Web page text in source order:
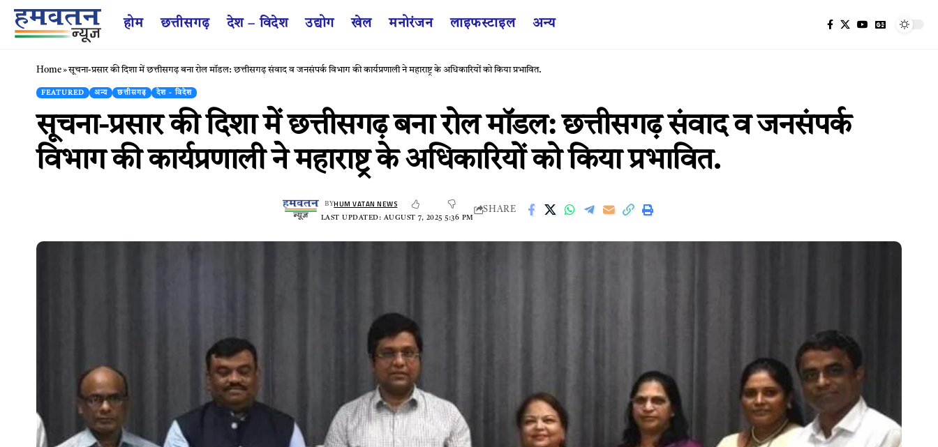
होम छत्तीसगढ़ देश – विदेश उद्योग खेल मनोरंजन लाइफस्टाइल अन्य
Home»सूचना-प्रसार की दिशा में छत्तीसगढ़ बना रोल मॉडल: छत्तीसगढ़ संवाद व जनसंपर्क विभाग की कार्यप्रणाली ने महाराष्ट्र के अधिकारियों को किया प्रभावित.
FEATURED अन्य छत्तीसगढ़ देश - विदेश
सूचना-प्रसार की दिशा में छत्तीसगढ़ बना रोल मॉडल: छत्तीसगढ़ संवाद व जनसंपर्क
विभाग की कार्यप्रणाली ने महाराष्ट्र के अधिकारियों को किया प्रभावित.
LAST UPDATED: AUGUST 7, 2025 5:36 PM
BYHUM VATAN NEWS
SHARE